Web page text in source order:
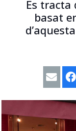
Es tracta
basat